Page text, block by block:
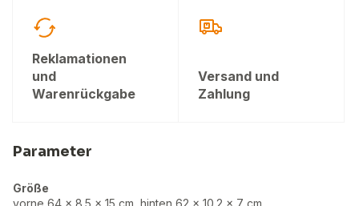
Reklamationen
und
Warenrückgabe
Versand und
Zahlung
Parameter
Größe